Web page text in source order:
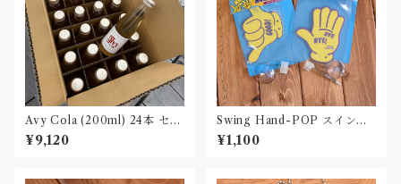
Avy Cola (200ml) 24本 セッ
ト
¥9,120
Swing Hand-POP スイング
ハンドポップ エアフレッシ
ュナー
¥1,100